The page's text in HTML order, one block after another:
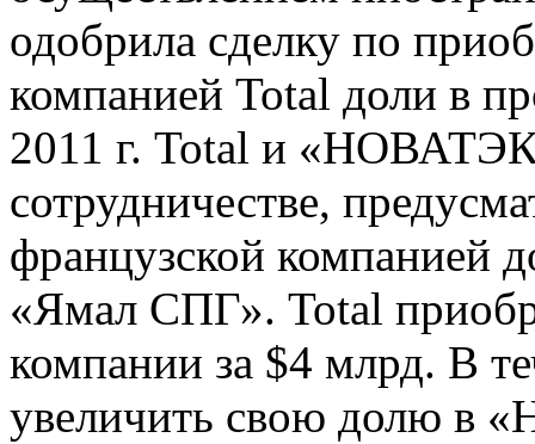
одобрила сделку по
компанией Total доли в
2011 г. Total и
сотрудничестве,
французской
«Ямал СПГ». Total
компании за $4 млрд. В
увеличить свою долю в